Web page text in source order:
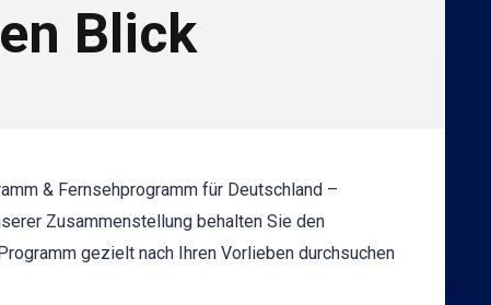
Blick
& Fernsehprogramm für Deutschland –
Zusammenstellung behalten Sie den
gezielt nach Ihren Vorlieben durchsuchen